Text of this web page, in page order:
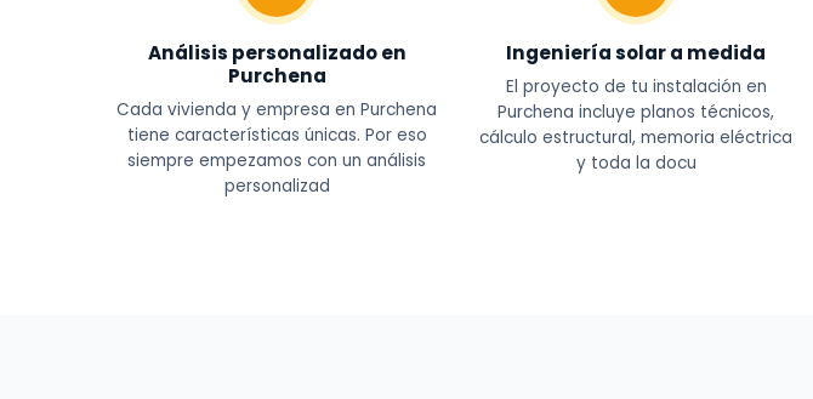
Análisis personalizado en
Purchena
Cada vivienda y empresa en Purchena
tiene características únicas. Por eso
siempre empezamos con un análisis
personalizad
Ingeniería solar a medida
El proyecto de tu instalación en
Purchena incluye planos técnicos,
cálculo estructural, memoria eléctrica
y toda la docu